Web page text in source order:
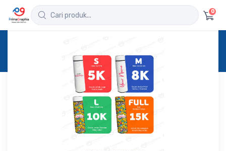
0
Merchandise - Promo Ongkos Print Tumbler